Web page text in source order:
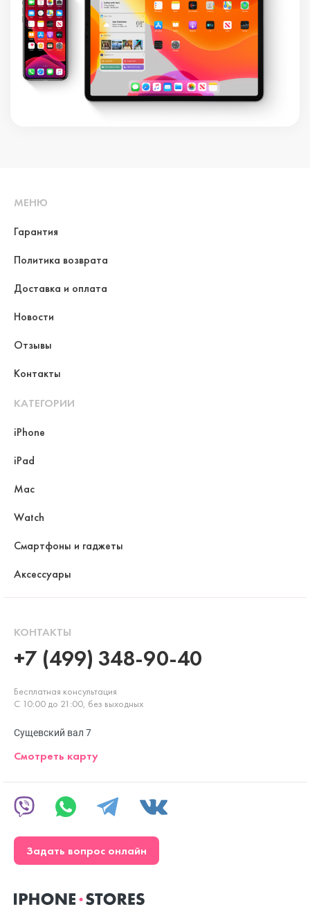
МЕНЮ
Гарантия
Политика возврата
Доставка и оплата
Новости
Отзывы
Контакты
КАТЕГОРИИ
iPhone
iPad
Mac
Watch
Смартфоны и гаджеты
Аксессуары
КОНТАКТЫ
+7 (499) 348-90-40
Бесплатная консультация
С 10:00 до 21:00, без выходных
Сущевский вал 7
Смотреть карту
Задать вопрос онлайн